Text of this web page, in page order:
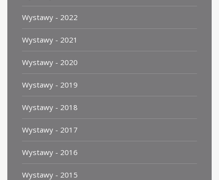
Wystawy - 2022
Wystawy - 2021
Wystawy - 2020
Wystawy - 2019
Wystawy - 2018
Wystawy - 2017
Wystawy - 2016
Wystawy - 2015